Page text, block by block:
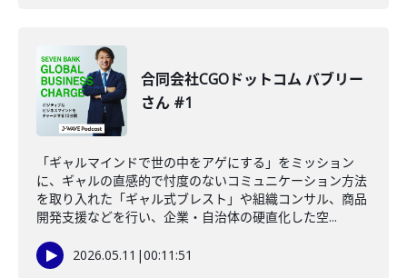
合同会社CGOドットコム バブリー
さん #1
「ギャルマインドで世の中をアゲにする」をミッション
に、ギャルの直感的で忖度のないコミュニケーション方法
を取り入れた「ギャル式ブレスト」や組織コンサル、商品
開発支援などを行い、企業・自治体の硬直化した空...
2026.05.11 |00:11:51